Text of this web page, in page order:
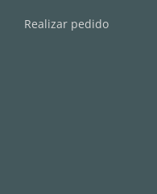
Realizar pedido